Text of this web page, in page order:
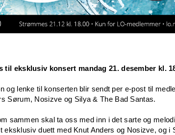
til eksklusiv konsert mandag 21. desember kl.
og lenke til konserten blir sendt per e-post til
Sørum, Nosizve og Silya & The Bad Santas.
sammen skal ta oss med inn i det sarte og
eksklusiv duett med Knut Anders og Nosizve, og i